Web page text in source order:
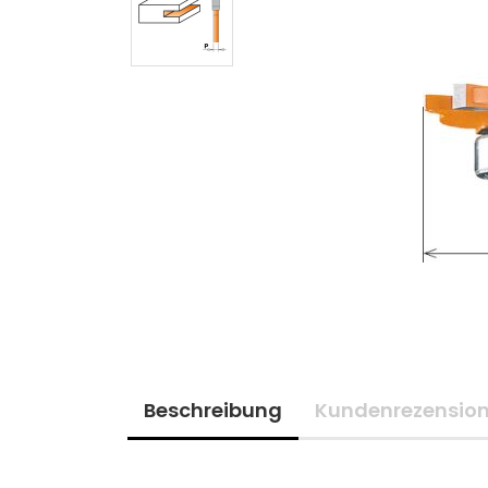
Beschreibung